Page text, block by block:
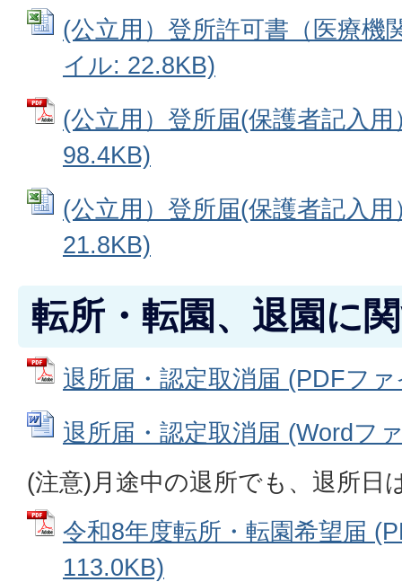
(公立用）登所許可書（医療機
イル: 22.8KB)
(公立用）登所届(保護者記入
98.4KB)
(公立用）登所届(保護者記入
21.8KB)
転所・転園、退園に
退所届・認定取消届 (PDFフ
退所届・認定取消届 (Wordフ
(注意)月途中の退所でも、退所日
令和8年度転所・転園希望届
113.0KB)